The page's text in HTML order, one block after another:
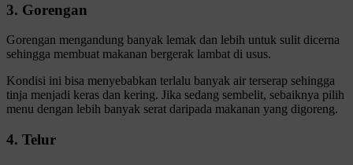
3. Gorengan
Gorengan mengandung banyak lemak dan lebih untuk sulit dicerna
sehingga membuat makanan bergerak lambat di usus.
Kondisi ini bisa menyebabkan terlalu banyak air terserap sehingga
tinja menjadi keras dan kering. Jika sedang sembelit, sebaiknya pilih
menu dengan lebih banyak serat daripada makanan yang digoreng.
4. Telur